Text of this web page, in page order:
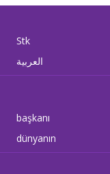
Stk
العربية
başkanı
dünyanın